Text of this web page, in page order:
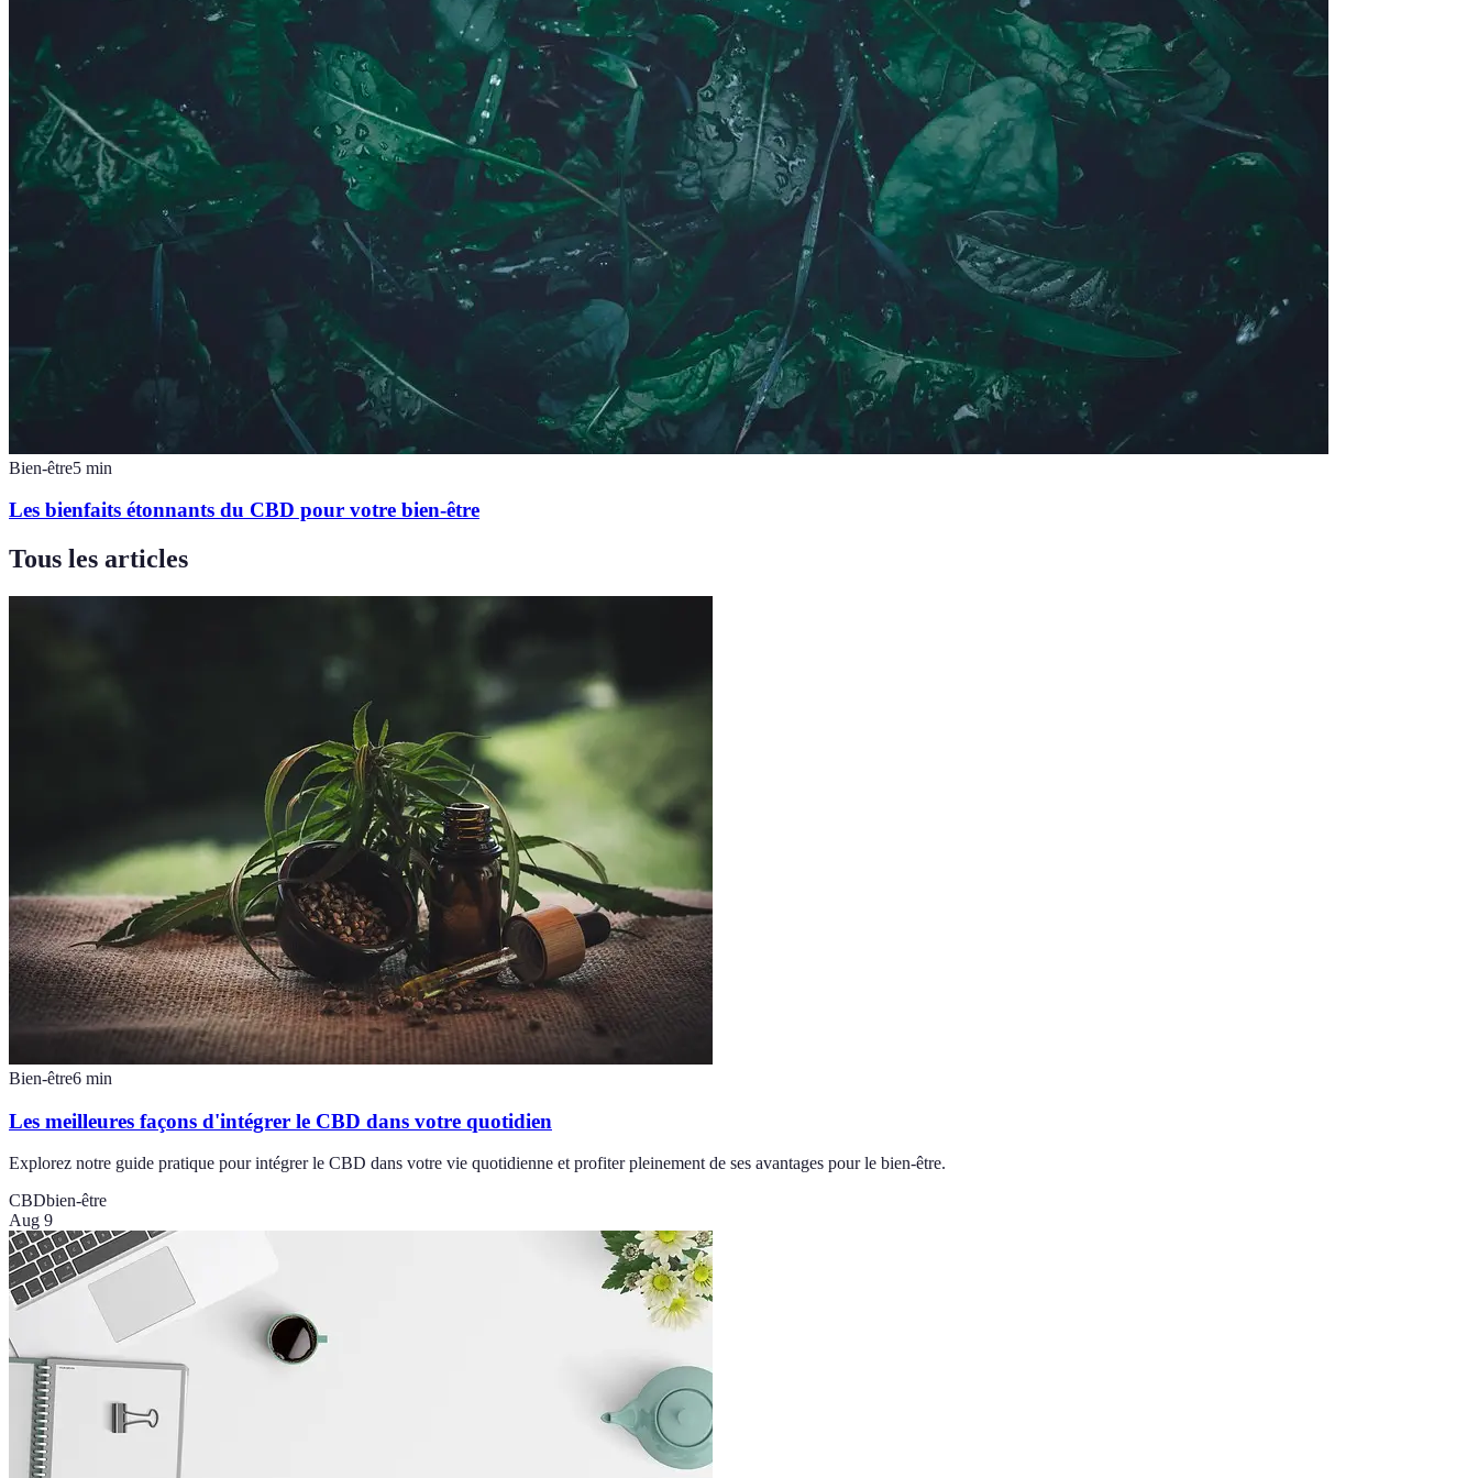
Bien-être5 min
Les bienfaits étonnants du CBD pour votre bien-être
Tous les articles
Bien-être6 min
Les meilleures façons d'intégrer le CBD dans votre quotidien
Explorez notre guide pratique pour intégrer le CBD dans votre vie quotidienne et profiter pleinement de ses avantages pour le bien-être.
CBDbien-être
Aug 9